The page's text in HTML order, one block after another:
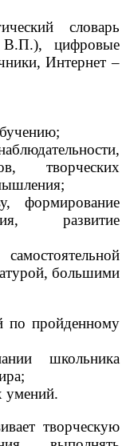
словарь
В.П.), цифровые
Интернет –
творческих
формирование
развитие
большими
по пройденному
школьника
умений.
творческую